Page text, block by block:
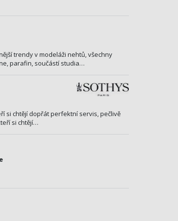
trendy v modeláži nehtů, všechny
parafin, součástí studia…
si chtějí dopřát perfektní servis, pečlivě
si chtějí…